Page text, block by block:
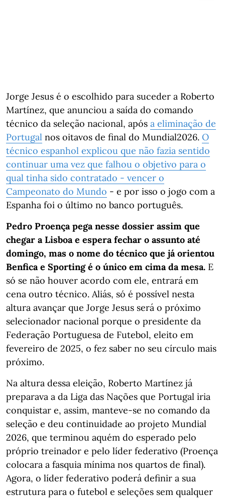
Jorge Jesus é o escolhido para suceder a Roberto
Martínez, que anunciou a saída do comando
técnico da seleção nacional, após a eliminação de
Portugal nos oitavos de final do Mundial2026. O
técnico espanhol explicou que não fazia sentido
continuar uma vez que falhou o objetivo para o
qual tinha sido contratado - vencer o
Campeonato do Mundo - e por isso o jogo com a
Espanha foi o último no banco português.
Pedro Proença pega nesse dossier assim que
chegar a Lisboa e espera fechar o assunto até
domingo, mas o nome do técnico que já orientou
Benfica e Sporting é o único em cima da mesa. E
só se não houver acordo com ele, entrará em
cena outro técnico. Aliás, só é possível nesta
altura avançar que Jorge Jesus será o próximo
selecionador nacional porque o presidente da
Federação Portuguesa de Futebol, eleito em
fevereiro de 2025, o fez saber no seu círculo mais
próximo.
Na altura dessa eleição, Roberto Martínez já
preparava a da Liga das Nações que Portugal iria
conquistar e, assim, manteve-se no comando da
seleção e deu continuidade ao projeto Mundial
2026, que terminou aquém do esperado pelo
próprio treinador e pelo líder federativo (Proença
colocara a fasquia mínima nos quartos de final).
Agora, o líder federativo poderá definir a sua
estrutura para o futebol e seleções sem qualquer